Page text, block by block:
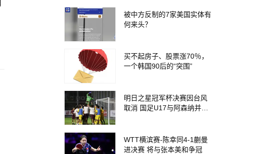
被中方反制的7家美国实体有
何来头？
买不起房子、股票涨70％，
一个韩国90后的“突围”
明日之星冠军杯决赛因台风
取消 国足U17与阿森纳并列
WTT横滨赛-陈幸同4-1蒯曼
进决赛 将与张本美和争冠